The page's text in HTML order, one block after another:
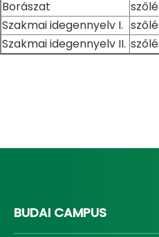
Borászat
Szakmai idegennyelv I.
Szakmai idegennyelv II.
BUDAI CAMPUS